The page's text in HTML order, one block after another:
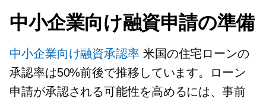
中小企業向け融資申請の準備
中小企業向け融資承認率米国の住宅ローンの
承認率は50%前後で推移しています。ローン
申請が承認される可能性を高めるには、事前